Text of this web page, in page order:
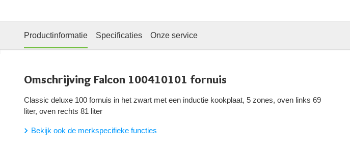
Productinformatie Specificaties Onze service
Omschrijving Falcon 100410101 fornuis
Classic deluxe 100 fornuis in het zwart met een inductie kookplaat, 5 zones, oven links 69
liter, oven rechts 81 liter
Bekijk ook de merkspecifieke functies